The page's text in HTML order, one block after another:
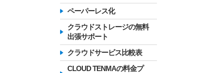
ペーパーレス化
クラウドストレージの無料
出張サポート
クラウドサービス比較表
CLOUD TENMAの料金プ